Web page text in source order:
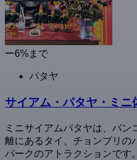
ー6%まで
パタヤ
サイアム・パタヤ・ミニ
ミニサイアムパタヤは、バ
離にあるタイ、チョンブリの
パークのアトラクションです